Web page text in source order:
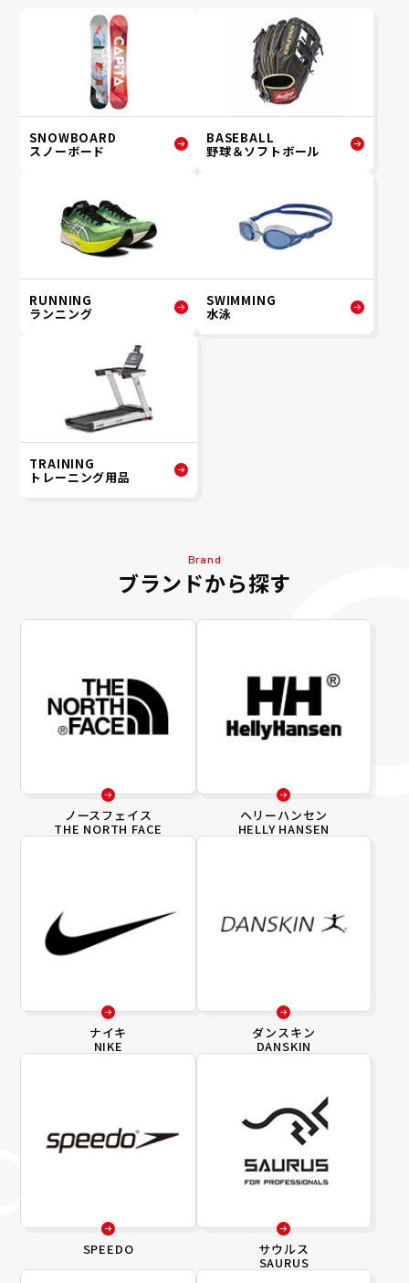
SNOWBOARD
スノーボード
BASEBALL
野球＆ソフトボール
RUNNING
ランニング
SWIMMING
水泳
TRAINING
トレーニング用品
Brand
ブランドから探す
ノースフェイス
THE NORTH FACE
ヘリーハンセン
HELLY HANSEN
ナイキ
NIKE
ダンスキン
DANSKIN
SPEEDO サウルス
SAURUS